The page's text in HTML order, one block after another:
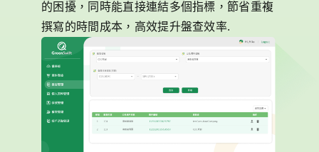
的困擾，同時能直接連結多個指標，節省重複
撰寫的時間成本，高效提升盤查效率.